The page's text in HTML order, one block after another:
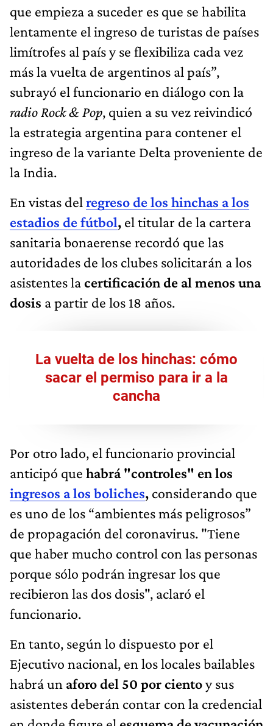
que empieza a suceder es que se habilita
lentamente el ingreso de turistas de países
limítrofes al país y se flexibiliza cada vez
más la vuelta de argentinos al país”,
subrayó el funcionario en diálogo con la
radio Rock & Pop, quien a su vez reivindicó
la estrategia argentina para contener el
ingreso de la variante Delta proveniente de
la India.
En vistas del regreso de los hinchas a los
estadios de fútbol, el titular de la cartera
sanitaria bonaerense recordó que las
autoridades de los clubes solicitarán a los
asistentes lacertificación de al menos una
dosis a partir de los 18 años.
La vuelta de los hinchas: cómo
sacar el permiso para ir a la
cancha
Por otro lado, el funcionario provincial
anticipó que habrá "controles" en los
ingresos a los boliches, considerando que
es uno de los “ambientes más peligrosos”
de propagación del coronavirus. "Tiene
que haber mucho control con las personas
porque sólo podrán ingresar los que
recibieron las dos dosis", aclaró el
funcionario.
En tanto, según lo dispuesto por el
Ejecutivo nacional, en los locales bailables
habrá un aforo del 50 por cientoy sus
asistentes deberán contar con la credencial